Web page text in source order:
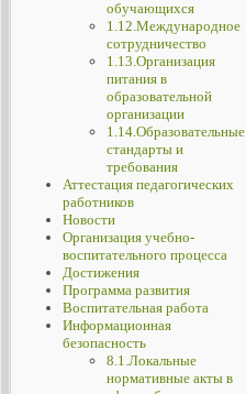
обучающихся
1.12.Международное
сотрудничество
1.13.Организация
питания в
образовательной
организации
1.14.Образовательные
стандарты и
требования
Аттестация педагогических
работников
Новости
Организация учебно-
воспитательного процесса
Достижения
Программа развития
Воспитательная работа
Информационная
безопасность
8.1.Локальные
нормативные акты в